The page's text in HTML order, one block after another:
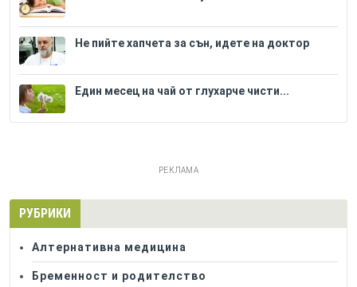
Не пийте хапчета за сън, идете на доктор
Един месец на чай от глухарче чисти...
РЕКЛАМА
РУБРИКИ
Алтернативна медицина
Бременност и родителство